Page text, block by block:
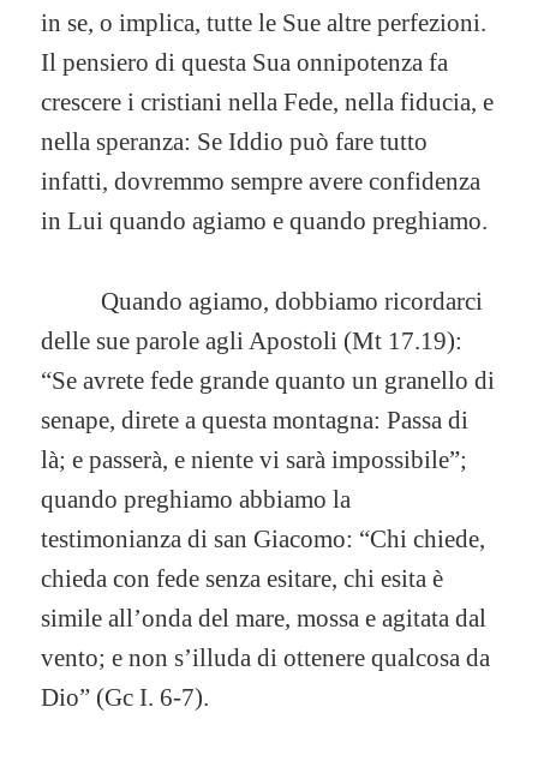
in se, o implica, tutte le Sue altre perfezioni.
Il pensiero di questa Sua onnipotenza fa
crescere i cristiani nella Fede, nella fiducia, e
nella speranza: Se Iddio può fare tutto
infatti, dovremmo sempre avere confidenza
in Lui quando agiamo e quando preghiamo.
Quando agiamo, dobbiamo ricordarci
delle sue parole agli Apostoli (Mt 17.19):
“Se avrete fede grande quanto un granello di
senape, direte a questa montagna: Passa di
là; e passerà, e niente vi sarà impossibile”;
quando preghiamo abbiamo la
testimonianza di san Giacomo: “Chi chiede,
chieda con fede senza esitare, chi esita è
simile all’onda del mare, mossa e agitata dal
vento; e non s’illuda di ottenere qualcosa da
Dio” (Gc I. 6-7).